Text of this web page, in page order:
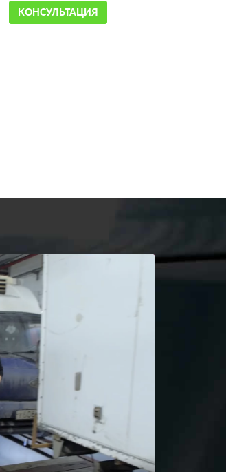
КОНСУЛЬТАЦИЯ